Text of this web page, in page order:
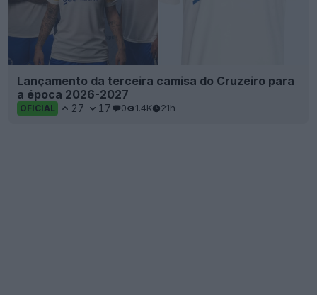
Lançamento da terceira camisa do Cruzeiro para
a época 2026-2027
OFICIAL 27 17 0 1.4K 21h